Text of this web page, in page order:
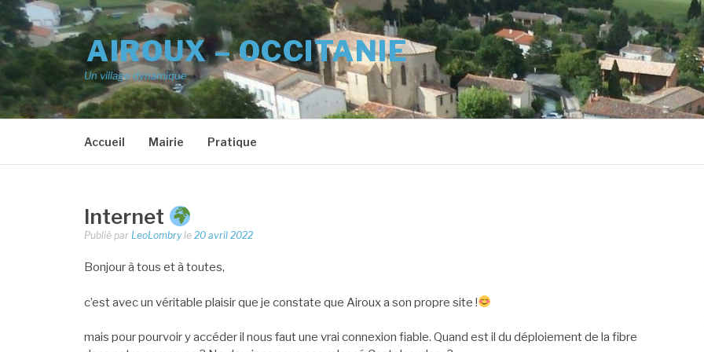
Aller
au
contenu
AIROUX – OCCITANIE
Un village dynamique
Accueil Mairie Pratique
Internet
Publié parLeoLombryle20 avril 2022
Bonjour à tous et à toutes,
c’est avec un véritable plaisir que je constate que Airoux a son propre site !
mais pour pourvoir y accéder il nous faut une vrai connexion fiable. Quand est il du déploiement de la fibre